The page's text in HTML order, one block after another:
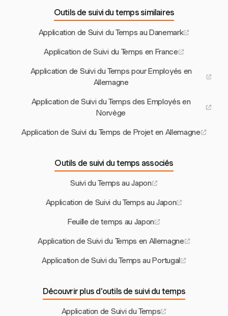
Outils de suivi du temps similaires
Application de Suivi du Temps au Danemark
Application de Suivi du Temps en France
Application de Suivi du Temps pour Employés en
Allemagne
Application de Suivi du Temps des Employés en
Norvège
Application de Suivi du Temps de Projet en Allemagne
Outils de suivi du temps associés
Suivi du Temps au Japon
Application de Suivi du Temps au Japon
Feuille de temps au Japon
Application de Suivi du Temps en Allemagne
Application de Suivi du Temps au Portugal
Découvrir plus d’outils de suivi du temps
Application de Suivi du Temps